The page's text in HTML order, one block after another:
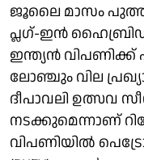
ജൂലൈ മാസം
പ്ലഗ്-ഇന്‍
ഇന്ത്യന്‍ വിപണിക്ക്
ലോഞ്ചും വില
ദീപാവലി ഉത്സവ
നടക്കുമെന്നാണ്
വിപണിയില്‍